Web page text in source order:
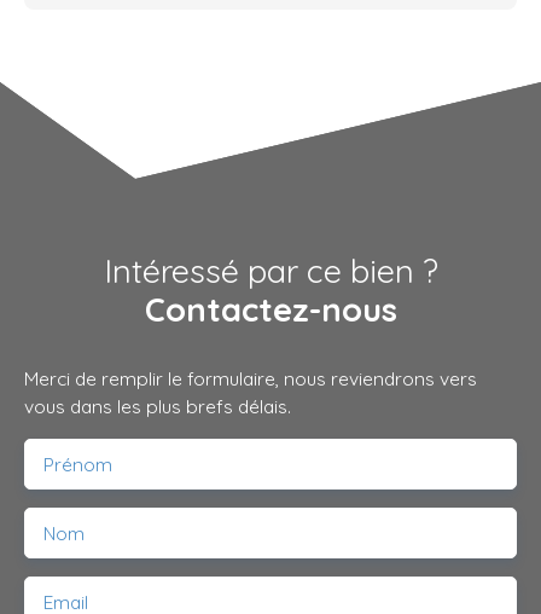
Intéressé par ce bien ?
Contactez-nous
Merci de remplir le formulaire, nous reviendrons vers
vous dans les plus brefs délais.
Prénom
Nom
Email